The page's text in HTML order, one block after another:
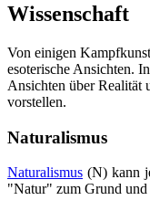
Wissenschaft
Von einigen
esoterische Ansichten.
Ansichten über Realität
vorstellen.
Naturalismus
Naturalismus (N) kann
"Natur" zum Grund und